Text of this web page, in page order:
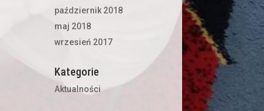
październik 2018
maj 2018
wrzesień 2017
Kategorie
Aktualności